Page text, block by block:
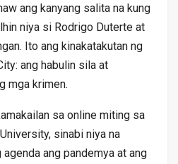
ang kanyang salita na kung
niya si Rodrigo Duterte at
Ito ang kinakatakutan ng
ang habulin sila at
mga krimen.
sa online miting sa
sinabi niya na
ang pandemya at ang